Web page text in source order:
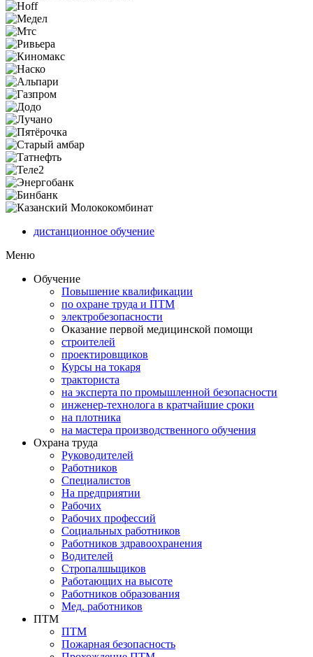
дистанционное обучение
Меню
Обучение
Повышение квалификации
по охране труда и ПТМ
электробезопасности
Оказание первой медицинской помощи
строителей
проектировщиков
Курсы на токаря
тракториста
на эксперта по промышленной безопасности
инженер-технолога в кратчайшие сроки
на плотника
на мастера производственного обучения
Охрана труда
Руководителей
Работников
Специалистов
На предприятии
Рабочих
Рабочих профессий
Социальных работников
Работников здравоохранения
Водителей
Стропалшьщиков
Работающих на высоте
Работников образования
Мед. работников
ПТМ
ПТМ
Пожарная безопасность